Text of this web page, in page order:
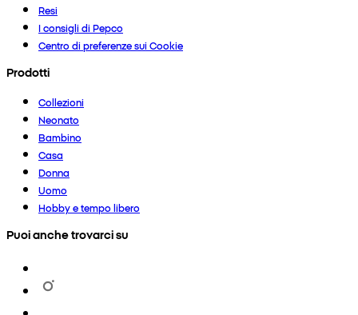
Resi
I consigli di Pepco
Centro di preferenze sui Cookie
Prodotti
Collezioni
Neonato
Bambino
Casa
Donna
Uomo
Hobby e tempo libero
Puoi anche trovarci su